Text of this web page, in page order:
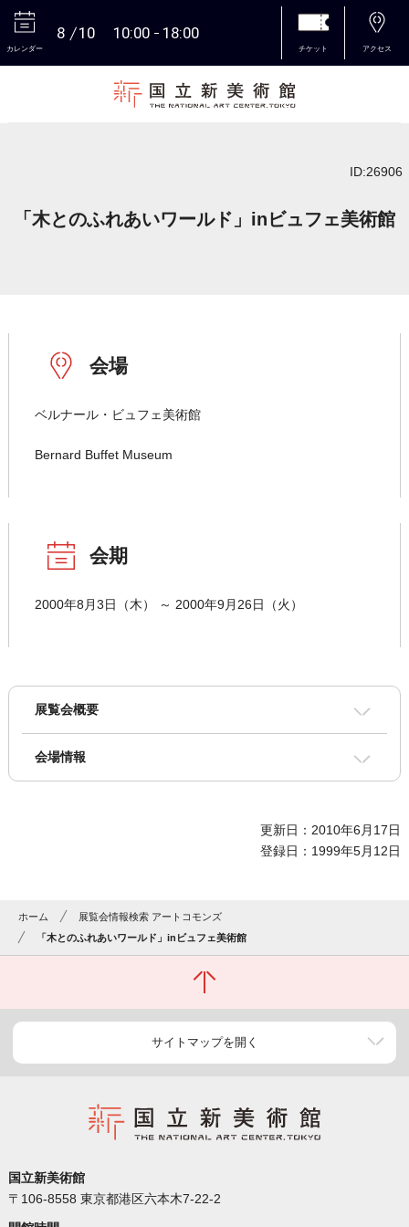
カレンダー
8 10 10:00 18:00
チケット アクセス
ID:26906
「木とのふれあいワールド」inビュフェ美術館
会場
ベルナール・ビュフェ美術館
Bernard Buffet Museum
会期
2000年8月3日（木） ～ 2000年9月26日（火）
展覧会概要
会場情報
更新日：2010年6月17日
登録日：1999年5月12日
ホーム
展覧会情報検索 アートコモンズ
「木とのふれあいワールド」inビュフェ美術館
サイトマップを開く
国立新美術館
〒106-8558 東京都港区六本木7-22-2